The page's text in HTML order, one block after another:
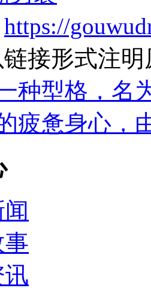
https://
接形式注
种型格，名
疲惫身心，